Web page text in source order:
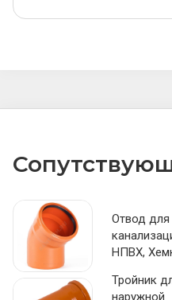
Отвод для
НПВХ,
Тройник
наружной